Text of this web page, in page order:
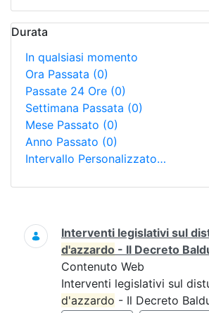
Durata
In qualsiasi momento
Ora Passata (0)
Passate 24 Ore (0)
Settimana Passata (0)
Mese Passato (0)
Anno Passato (0)
Intervallo Personalizzato…
Ricerca
Interventi legislativi sul
d'azzardo - Il Decreto
Contenuto Web
Interventi legislativi sul
d'azzardo - Il Decreto